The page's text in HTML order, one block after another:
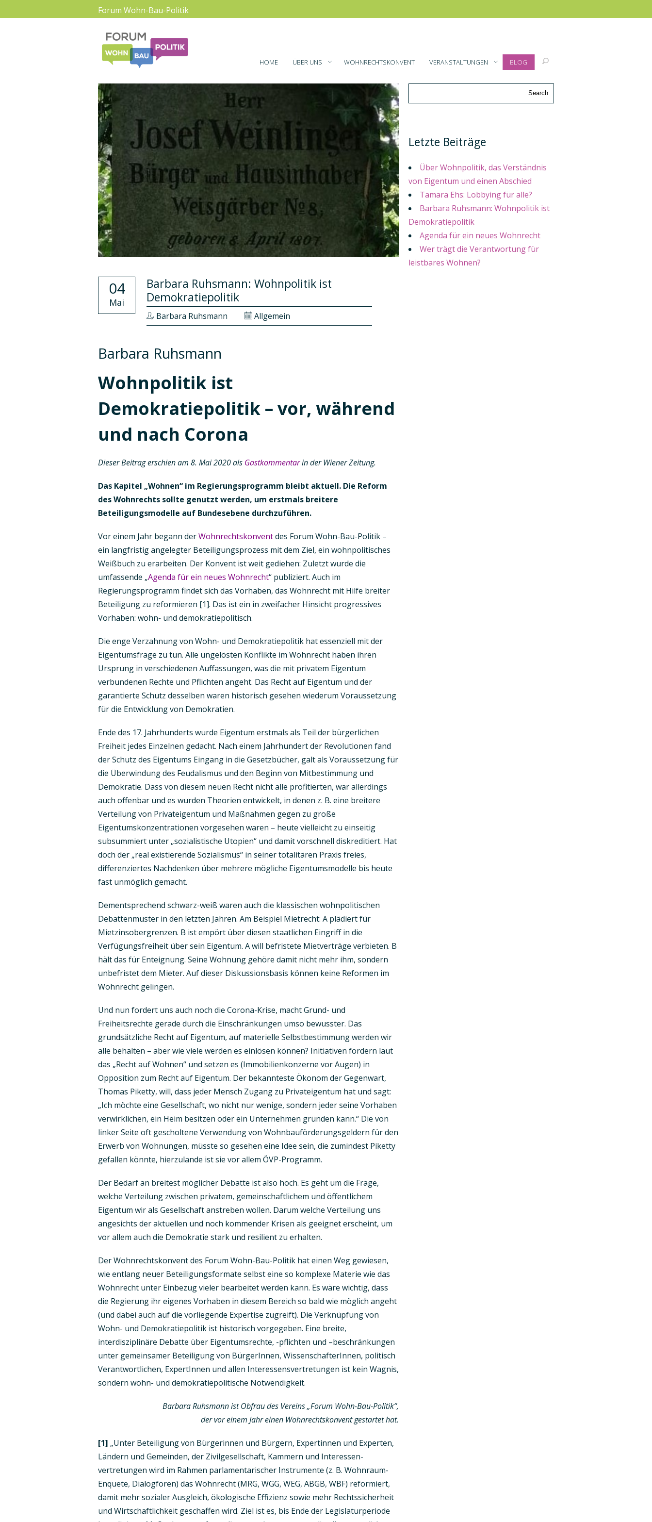
Forum Wohn-Bau-Politik
HOME ÜBER UNS WOHNRECHTSKONVENT VERANSTALTUNGEN BLOG
04
Mai
Barbara Ruhsmann: Wohnpolitik ist
Demokratiepolitik
Barbara Ruhsmann Allgemein
Barbara Ruhsmann
Wohnpolitik ist
Demokratiepolitik – vor, während
und nach Corona
Dieser Beitrag erschien am 8. Mai 2020 als Gastkommentarin der Wiener Zeitung.
Das Kapitel „Wohnen“ im Regierungsprogramm bleibt aktuell. Die Reform
des Wohnrechts sollte genutzt werden, um erstmals breitere
Beteiligungsmodelle auf Bundesebene durchzuführen.
Vor einem Jahr begann derWohnrechtskonventdes Forum Wohn-Bau-Politik –
ein langfristig angelegter Beteiligungsprozess mit dem Ziel, ein wohnpolitisches
Weißbuch zu erarbeiten. Der Konvent ist weit gediehen: Zuletzt wurde die
umfassende „Agenda für ein neues Wohnrecht“ publiziert. Auch im
Regierungsprogramm findet sich das Vorhaben, das Wohnrecht mit Hilfe breiter
Beteiligung zu reformieren [1]. Das ist ein in zweifacher Hinsicht progressives
Vorhaben: wohn- und demokratiepolitisch.
Die enge Verzahnung von Wohn- und Demokratiepolitik hat essenziell mit der
Eigentumsfrage zu tun. Alle ungelösten Konflikte im Wohnrecht haben ihren
Ursprung in verschiedenen Auffassungen, was die mit privatem Eigentum
verbundenen Rechte und Pflichten angeht. Das Recht auf Eigentum und der
garantierte Schutz desselben waren historisch gesehen wiederum Voraussetzung
für die Entwicklung von Demokratien.
Ende des 17. Jahrhunderts wurde Eigentum erstmals als Teil der bürgerlichen
Freiheit jedes Einzelnen gedacht. Nach einem Jahrhundert der Revolutionen fand
der Schutz des Eigentums Eingang in die Gesetzbücher, galt als Voraussetzung für
die Überwindung des Feudalismus und den Beginn von Mitbestimmung und
Demokratie. Dass von diesem neuen Recht nicht alle profitierten, war allerdings
auch offenbar und es wurden Theorien entwickelt, in denen z. B. eine breitere
Verteilung von Privateigentum und Maßnahmen gegen zu große
Eigentumskonzentrationen vorgesehen waren – heute vielleicht zu einseitig
subsummiert unter „sozialistische Utopien“ und damit vorschnell diskreditiert. Hat
doch der „real existierende Sozialismus“ in seiner totalitären Praxis freies,
differenziertes Nachdenken über mehrere mögliche Eigentumsmodelle bis heute
fast unmöglich gemacht.
Dementsprechend schwarz-weiß waren auch die klassischen wohnpolitischen
Debattenmuster in den letzten Jahren. Am Beispiel Mietrecht: A plädiert für
Mietzinsobergrenzen. B ist empört über diesen staatlichen Eingriff in die
Verfügungsfreiheit über sein Eigentum. A will befristete Mietverträge verbieten. B
hält das für Enteignung. Seine Wohnung gehöre damit nicht mehr ihm, sondern
unbefristet dem Mieter. Auf dieser Diskussionsbasis können keine Reformen im
Wohnrecht gelingen.
Und nun fordert uns auch noch die Corona-Krise, macht Grund- und
Freiheitsrechte gerade durch die Einschränkungen umso bewusster. Das
grundsätzliche Recht auf Eigentum, auf materielle Selbstbestimmung werden wir
alle behalten – aber wie viele werden es einlösen können? Initiativen fordern laut
das „Recht auf Wohnen“ und setzen es (Immobilienkonzerne vor Augen) in
Opposition zum Recht auf Eigentum. Der bekannteste Ökonom der Gegenwart,
Thomas Piketty, will, dass jeder Mensch Zugang zu Privateigentum hat und sagt:
„Ich möchte eine Gesellschaft, wo nicht nur wenige, sondern jeder seine Vorhaben
verwirklichen, ein Heim besitzen oder ein Unternehmen gründen kann.“ Die von
linker Seite oft gescholtene Verwendung von Wohnbauförderungsgeldern für den
Erwerb von Wohnungen, müsste so gesehen eine Idee sein, die zumindest Piketty
gefallen könnte, hierzulande ist sie vor allem ÖVP-Programm.
Der Bedarf an breitest möglicher Debatte ist also hoch. Es geht um die Frage,
welche Verteilung zwischen privatem, gemeinschaftlichem und öffentlichem
Eigentum wir als Gesellschaft anstreben wollen. Darum welche Verteilung uns
angesichts der aktuellen und noch kommender Krisen als geeignet erscheint, um
vor allem auch die Demokratie stark und resilient zu erhalten.
Der Wohnrechtskonvent des Forum Wohn-Bau-Politik hat einen Weg gewiesen,
wie entlang neuer Beteiligungsformate selbst eine so komplexe Materie wie das
Wohnrecht unter Einbezug vieler bearbeitet werden kann. Es wäre wichtig, dass
die Regierung ihr eigenes Vorhaben in diesem Bereich so bald wie möglich angeht
(und dabei auch auf die vorliegende Expertise zugreift). Die Verknüpfung von
Wohn- und Demokratiepolitik ist historisch vorgegeben. Eine breite,
interdisziplinäre Debatte über Eigentumsrechte, -pflichten und –beschränkungen
unter gemeinsamer Beteiligung von BürgerInnen, WissenschafterInnen, politisch
Verantwortlichen, ExpertInnen und allen Interessensvertretungen ist kein Wagnis,
sondern wohn- und demokratiepolitische Notwendigkeit.
Barbara Ruhsmann ist Obfrau des Vereins „Forum Wohn-Bau-Politik“,
der vor einem Jahr einen Wohnrechtskonvent gestartet hat.
[1] „Unter Beteiligung von Bürgerinnen und Bürgern, Expertinnen und Experten,
Ländern und Gemeinden, der Zivilgesellschaft, Kammern und Interessen­
vertretungen wird im Rahmen parlamentarischer Instrumente (z. B. Wohnraum-
Enquete, Dialogforen) das Wohnrecht (MRG, WGG, WEG, ABGB, WBF) reformiert,
damit mehr sozialer Ausgleich, öko­logische Effizienz sowie mehr Rechtssicherheit
und Wirtschaftlichkeit geschaffen wird. Ziel ist es, bis Ende der Legislaturperiode
Letzte Beiträge
Über Wohnpolitik, das Verständnis
von Eigentum und einen Abschied
Tamara Ehs: Lobbying für alle?
Barbara Ruhsmann: Wohnpolitik ist
Demokratiepolitik
Agenda für ein neues Wohnrecht
Wer trägt die Verantwortung für
leistbares Wohnen?